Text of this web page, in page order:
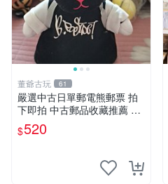
董爺古玩 61
嚴選中古日單郵電熊郵票 拍
下即拍 中古郵品收藏推薦 郵
票 郵電熊 日本
$520